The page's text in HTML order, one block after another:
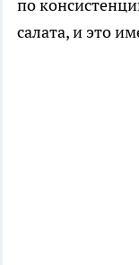
по
салата, и это